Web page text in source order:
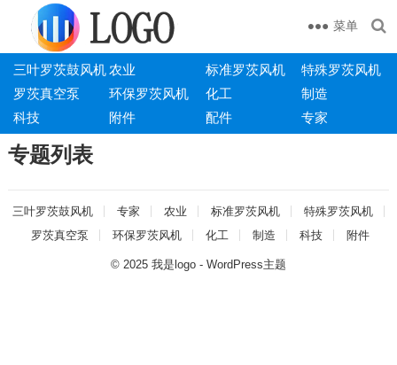
菜单
三叶罗茨鼓风机农业 标准罗茨风机
特殊罗茨风机
罗茨真空泵
环保罗茨风机 化工
制造
科技
附件 配件 专家
专题列表
三叶罗茨鼓风机 专家 农业 标准罗茨风机
特殊罗茨风机
罗茨真空泵
环保罗茨风机 化工 制造 科技 附件
© 2025 我是logo- WordPress主题